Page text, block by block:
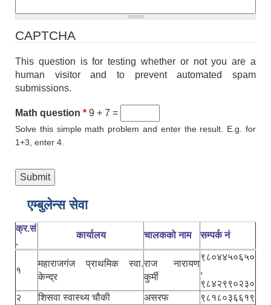
CAPTCHA
This question is for testing whether or not you are a
human visitor and to prevent automated spam
submissions.
Math question * 9 + 7 =
Solve this simple math problem and enter the result. E.g. for
1+3, enter 4.
एम्बुलेन्स सेवा
क्र.सं
.
कार्यालय चालकको नाम सम्पर्क नं
१
महाराजगंज प्राथमिक स्वा.
केन्द्र
राज नारायण
कुर्मी
९८०४४५०६५०
,
९८४२९९०२३०
२
शिसवा स्वास्थ्य चौकी असरफ
९८१८०३६६१९